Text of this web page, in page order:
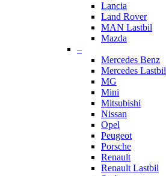
Lancia
Land Rover
MAN Lastbil
Mazda
–
Mercedes Benz
Mercedes Lastbil
MG
Mini
Mitsubishi
Nissan
Opel
Peugeot
Porsche
Renault
Renault Lastbil